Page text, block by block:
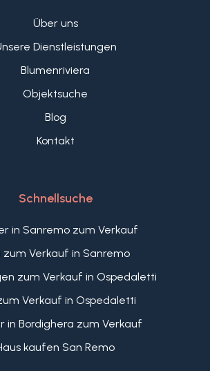
um Familie und Gäste
beherbergen.
Charme der ligurischen Riviera mit
Meerblick, großzügigen Innen-
nur wenige Minuten von den
allen wichtigen Einrichtungen
Über uns
Dienstleistungen
Blumenriviera
Objektsuche
Blog
Kontakt
Schnellsuche
in Sanremo zum Verkauf
zum Verkauf in Sanremo
zum Verkauf in Ospedaletti
Verkauf in Ospedaletti
in Bordighera zum Verkauf
kaufen San Remo